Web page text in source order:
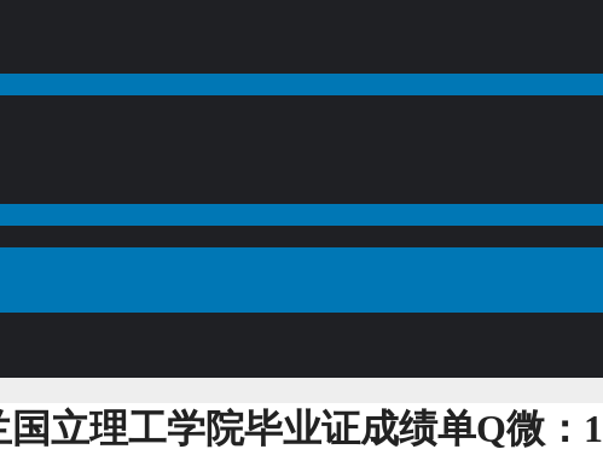
立理工学院毕业证成绩单Q微：1